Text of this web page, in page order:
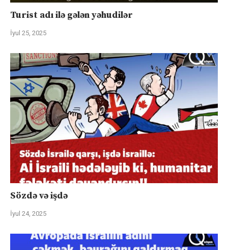
Turist adı ilə gələn yəhudilər
İyul 25, 2025
Sözdə və işdə
İyul 24, 2025